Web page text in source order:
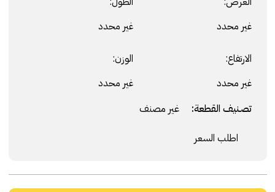
غير محدد
غير محدد
الارتفاع:
غير محدد
الوزن:
غير محدد
تصنيف القطعة: غير مصنف
اطلب السعر